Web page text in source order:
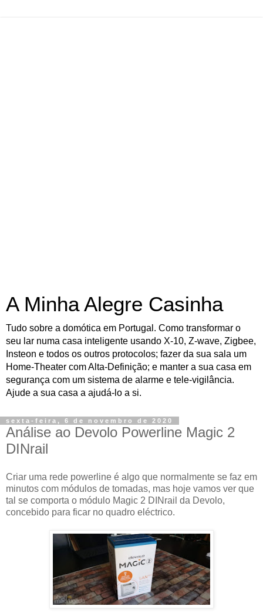
A Minha Alegre Casinha
Tudo sobre a domótica em Portugal. Como transformar o
seu lar numa casa inteligente usando X-10, Z-wave, Zigbee,
Insteon e todos os outros protocolos; fazer da sua sala um
Home-Theater com Alta-Definição; e manter a sua casa em
segurança com um sistema de alarme e tele-vigilância.
Ajude a sua casa a ajudá-lo a si.
sexta-feira, 6 de novembro de 2020
Análise ao Devolo Powerline Magic 2
DINrail
Criar uma rede powerline é algo que normalmente se faz em
minutos com módulos de tomadas, mas hoje vamos ver que
tal se comporta o módulo Magic 2 DINrail da Devolo,
concebido para ficar no quadro eléctrico.